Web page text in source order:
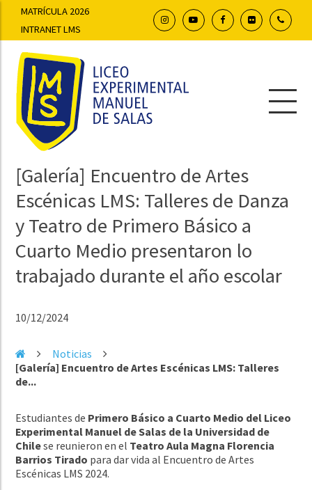
MATRÍCULA 2026
INTRANET LMS
[Galería] Encuentro de Artes
Escénicas LMS: Talleres de Danza
y Teatro de Primero Básico a
Cuarto Medio presentaron lo
trabajado durante el año escolar
10/12/2024
Noticias
[Galería] Encuentro de Artes Escénicas LMS: Talleres
de...
Estudiantes de Primero Básico a Cuarto Medio del Liceo
Experimental Manuel de Salas de la Universidad de
Chilese reunieron en el Teatro Aula Magna Florencia
Barrios Tirado para dar vida al Encuentro de Artes
Escénicas LMS 2024.